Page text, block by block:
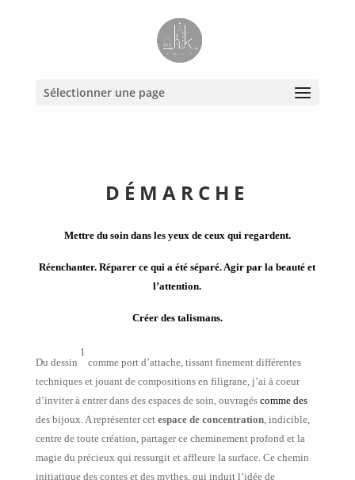
Sélectionner une page
DÉMARCHE
Mettre du soin dans les yeux de ceux qui regardent.
Réenchanter. Réparer ce qui a été séparé. Agir par la beauté et
l’attention.
Créer des talismans.
Du dessin
1
comme port d’attache, tissant finement différentes
techniques et jouant de compositions en filigrane, j’ai à coeur
d’inviter à entrer dans des espaces de soin, ouvragéscomme des
des bijoux. A représenter cet espace de concentration, indicible,
centre de toute création, partager ce cheminement profond et la
magie du précieux qui ressurgit et affleure la surface. Ce chemin
initiatique des contes et des mythes, qui induit l’idée de